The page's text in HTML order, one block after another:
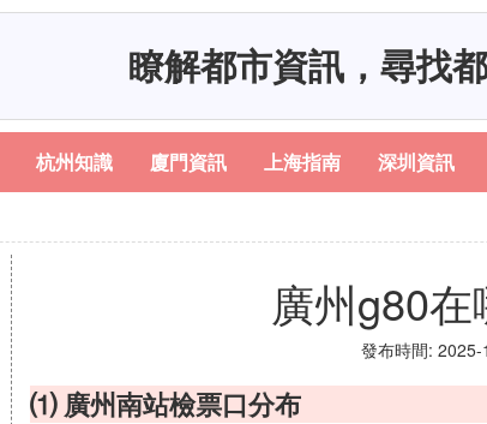
瞭解都市資訊，尋找
杭州知識 廈門資訊 上海指南 深圳資訊
廣州g80
發布時間:
⑴ 廣州南站檢票口分布